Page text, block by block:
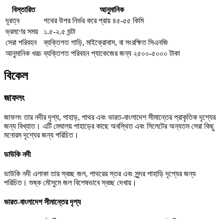
বিস্তারিত
আনুমানিক
দূরত্ব
পথের উপর নির্ভর করে প্রায় ৪৫-৫৫ কিমি
ভ্রমণের সময়
১.৫-২.৫ ঘন্টা
সেরা পরিবহন
ব্যক্তিগত গাড়ি, মাইক্রোবাস, বা সংরক্ষিত সিএনজি
আনুমানিক খরচ ব্যক্তিগত পরিবহন প্যাকেজের জন্য ২৫০০-৫০০০ টাকা
বিকেল
জাফলং
জাফলং তার নদীর দৃশ্য, পাহাড়, পাথর এবং ভারত-বাংলাদেশ সীমান্তের প্রাকৃতিক দৃশ্যের
জন্য বিখ্যাত। এটি মেঘালয় পাহাড়ের কাছে অবস্থিত এবং সিলেটের অন্যতম সেরা কিছু
মনোরম দৃশ্যের জন্য পরিচিত।
ডাউকি নদী
ডাউকি নদী এলাকা তার স্বচ্ছ জল, পাথরের স্তর এবং সুন্দর পাহাড়ি দৃশ্যের জন্য
পরিচিত। শুষ্ক মৌসুমে জল বিশেষভাবে স্বচ্ছ দেখায়।
ভারত-বাংলাদেশ সীমান্তের দৃশ্য